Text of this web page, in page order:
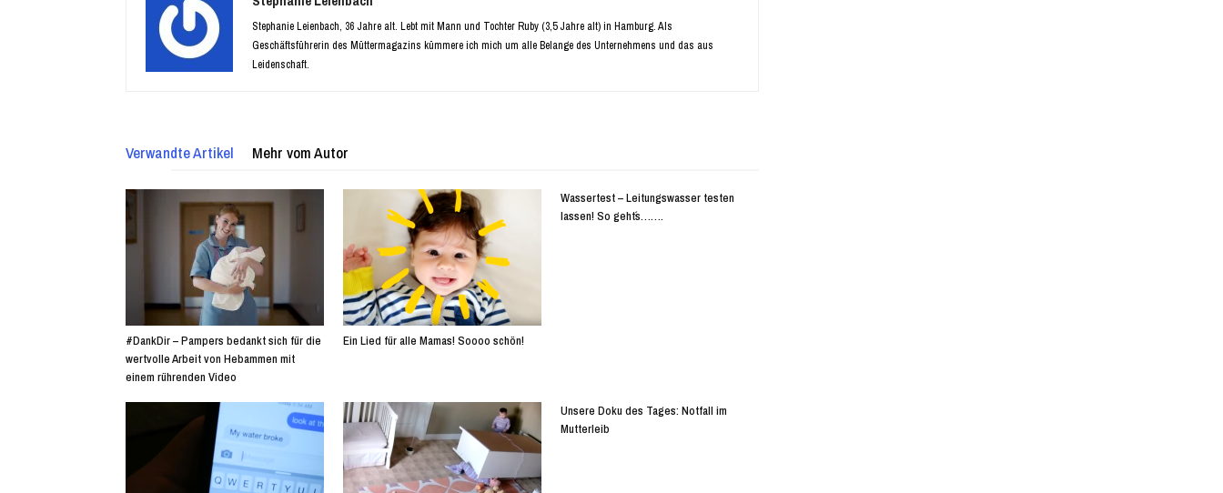
Stephanie Leienbach, 36 Jahre alt. Lebt mit Mann und Tochter Ruby (3,5 Jahre alt) in Hamburg. Als
Geschäftsführerin des Müttermagazins kümmere ich mich um alle Belange des Unternehmens und das aus
Leidenschaft.
Verwandte Artikel Mehr vom Autor
#DankDir – Pampers bedankt sich für die
wertvolle Arbeit von Hebammen mit
einem rührenden Video
Ein Lied für alle Mamas! Soooo schön!
Wassertest – Leitungswasser testen
lassen! So geht´s…….
Unsere Doku des Tages: Notfall im
Mutterleib